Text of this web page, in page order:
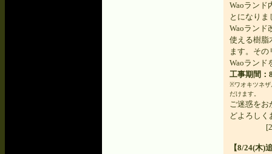
Waoランド
とになりま
Waoランド
使える樹脂
ます。そ
Waoランド
工事期間：
※ワオキツネザ
だけます。
ご迷惑をお
どよろしく
【8/24(木)